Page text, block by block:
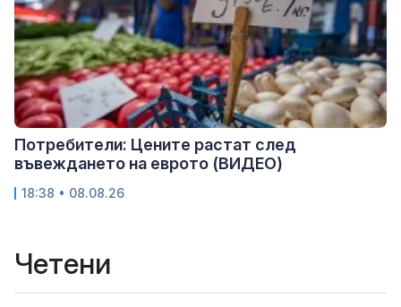
Потребители: Цените растат след
въвеждането на еврото (ВИДЕО)
18:38 • 08.08.26
Четени